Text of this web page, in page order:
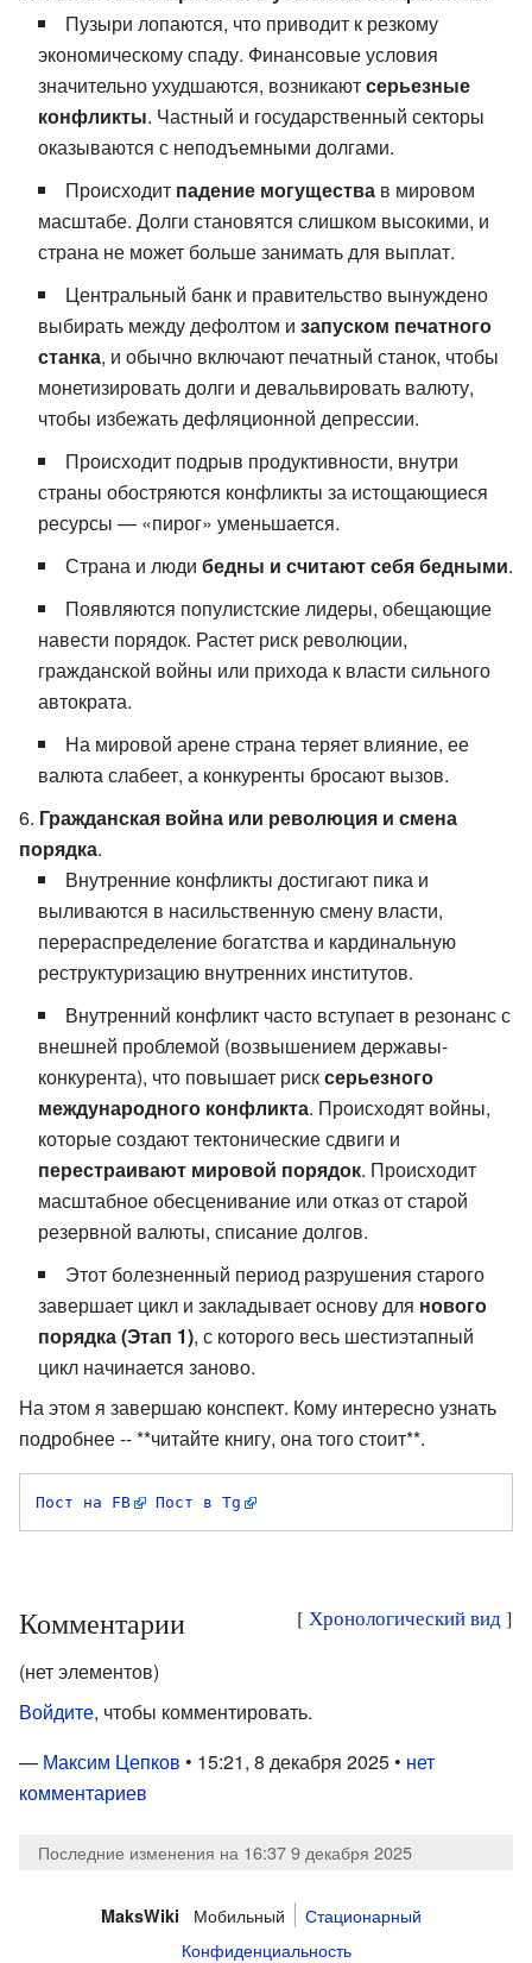
Пузыри лопаются, что приводит к резкому
экономическому спаду. Финансовые условия
значительно ухудшаются, возникаютсерьезные
конфликты. Частный и государственный секторы
оказываются с неподъемными долгами.
Происходит падение могущества в мировом
масштабе. Долги становятся слишком высокими, и
страна не может больше занимать для выплат.
Центральный банк и правительство вынуждено
выбирать между дефолтом и запуском печатного
станка, и обычно включают печатный станок, чтобы
монетизировать долги и девальвировать валюту,
чтобы избежать дефляционной депрессии.
Происходит подрыв продуктивности, внутри
страны обостряются конфликты за истощающиеся
ресурсы — «пирог» уменьшается.
Страна и люди бедны и считают себя бедными.
Появляются популистские лидеры, обещающие
навести порядок. Растет риск революции,
гражданской войны или прихода к власти сильного
автократа.
На мировой арене страна теряет влияние, ее
валюта слабеет, а конкуренты бросают вызов.
Гражданская война или революция и смена
порядка.
Внутренние конфликты достигают пика и
выливаются в насильственную смену власти,
перераспределение богатства и кардинальную
реструктуризацию внутренних институтов.
Внутренний конфликт часто вступает в резонанс с
внешней проблемой (возвышением державы-
конкурента), что повышает рисксерьезного
международного конфликта. Происходят войны,
которые создают тектонические сдвиги и
перестраивают мировой порядок. Происходит
масштабное обесценивание или отказ от старой
резервной валюты, списание долгов.
Этот болезненный период разрушения старого
завершает цикл и закладывает основу для нового
порядка (Этап 1), с которого весь шестиэтапный
цикл начинается заново.
На этом я завершаю конспект. Кому интересно узнать
подробнее -- **читайте книгу, она того стоит**.
Пост на FB Пост в Tg
[ Хронологический вид]
Комментарии
(нет элементов)
Войдите, чтобы комментировать.
— Максим Цепков • 15:21, 8 декабря 2025 • нет
комментариев
Последние изменения на 16:37 9 декабря 2025
MaksWiki Мобильный
Стационарный
Конфиденциальность